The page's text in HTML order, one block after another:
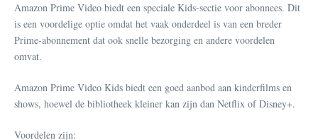
Amazon Prime Video biedt een speciale Kids-sectie voor abonnees. Dit
is een voordelige optie omdat het vaak onderdeel is van een breder
Prime-abonnement dat ook snelle bezorging en andere voordelen
omvat.
Amazon Prime Video Kids biedt een goed aanbod aan kinderfilms en
shows, hoewel de bibliotheek kleiner kan zijn dan Netflix of Disney+.
Voordelen zijn: